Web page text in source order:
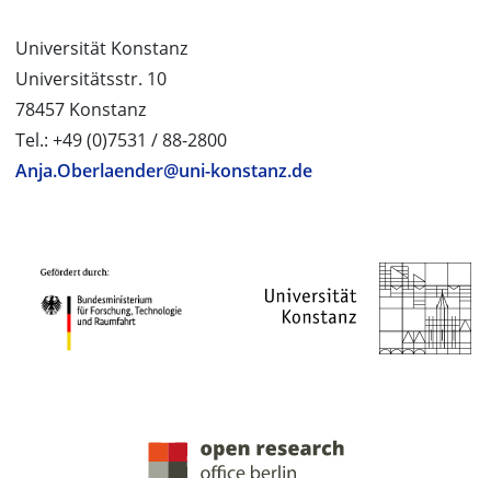
Universität Konstanz
Universitätsstr. 10
78457 Konstanz
Tel.: +49 (0)7531 / 88-2800
Anja.Oberlaender@uni-konstanz.de